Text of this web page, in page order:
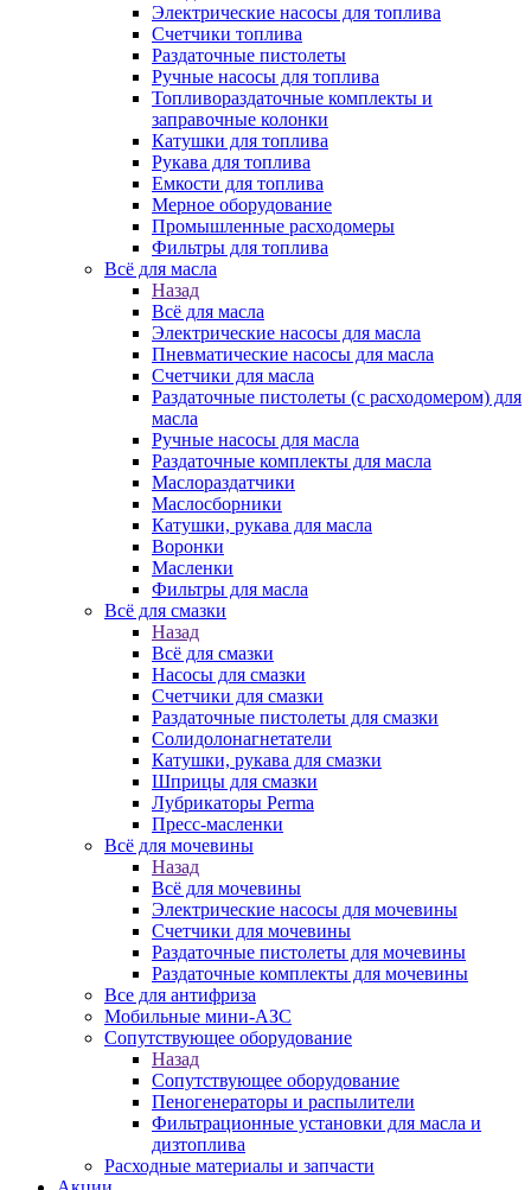
Электрические насосы для топлива
Счетчики топлива
Раздаточные пистолеты
Ручные насосы для топлива
Топливораздаточные комплекты и
заправочные колонки
Катушки для топлива
Рукава для топлива
Емкости для топлива
Мерное оборудование
Промышленные расходомеры
Фильтры для топлива
Всё для масла
Назад
Всё для масла
Электрические насосы для масла
Пневматические насосы для масла
Счетчики для масла
Раздаточные пистолеты (с расходомером) для
масла
Ручные насосы для масла
Раздаточные комплекты для масла
Маслораздатчики
Маслосборники
Катушки, рукава для масла
Воронки
Масленки
Фильтры для масла
Всё для смазки
Назад
Всё для смазки
Насосы для смазки
Счетчики для смазки
Раздаточные пистолеты для смазки
Солидолонагнетатели
Катушки, рукава для смазки
Шприцы для смазки
Лубрикаторы Perma
Пресс-масленки
Всё для мочевины
Назад
Всё для мочевины
Электрические насосы для мочевины
Счетчики для мочевины
Раздаточные пистолеты для мочевины
Раздаточные комплекты для мочевины
Все для антифриза
Мобильные мини-АЗС
Сопутствующее оборудование
Назад
Сопутствующее оборудование
Пеногенераторы и распылители
Фильтрационные установки для масла и
дизтоплива
Расходные материалы и запчасти